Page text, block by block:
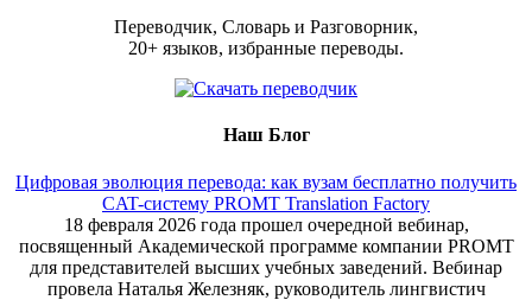
Переводчик, Словарь и Разговорник,
20+ языков, избранные переводы.
Наш Блог
Цифровая эволюция перевода: как вузам бесплатно получить
CAT-систему PROMT Translation Factory
18 февраля 2026 года прошел очередной вебинар,
посвященный Академической программе компании PROMT
для представителей высших учебных заведений. Вебинар
провела Наталья Железняк, руководитель лингвистич